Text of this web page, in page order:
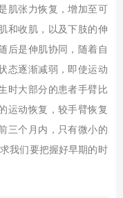
肌张力恢复，增加至可
和收肌，以及下肢的伸
后是伸肌协同，随着自
态逐渐减弱，即使运动
时大部分的患者手臂比
运动恢复，较手臂恢复
三个月内，只有微小的
我们要把握好早期的时